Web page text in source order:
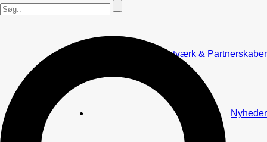
Netværk & Partnerskaber
Nyheder